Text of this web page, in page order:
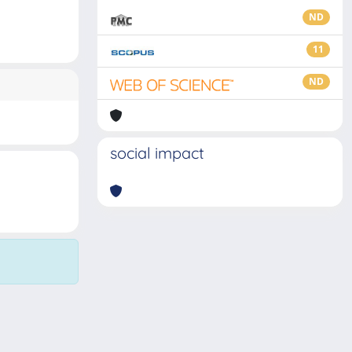
ND
11
ND
social impact